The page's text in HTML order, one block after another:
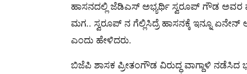
ಹಾಸನದಲ್ಲಿ ಜೆಡಿಎಸ್ ಅಭ್ಯರ್ಥಿ ಸ್ವರೂಪ್ ಗೌಡ ಅವರ
ಮಗ.. ಸ್ವರೂಪ್ ನ ಗೆಲ್ಲಿಸಿದ್ರೆ ಹಾಸನಕ್ಕೆ ಇನ್ನೂ ಏನೇನ್
ಎಂದು ಹೇಳಿದರು.
ಬಿಜೆಪಿ ಶಾಸಕ ಪ್ರೀತಂಗೌಡ ವಿರುದ್ಧ ವಾಗ್ದಾಳಿ